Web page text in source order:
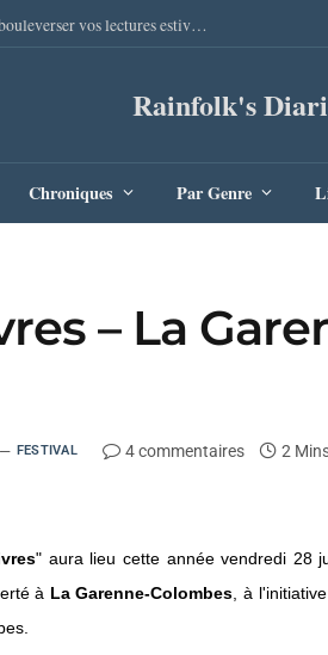
Sang Remords d’Audrey Degal : Le polar occitan qui va bouleverser vos lectures estivales
Rainfolk's
Chroniques Par Genre
– La
FESTIVAL 4 commentaires 2
" aura lieu cette année vendredi 28
à La Garenne-Colombes , à